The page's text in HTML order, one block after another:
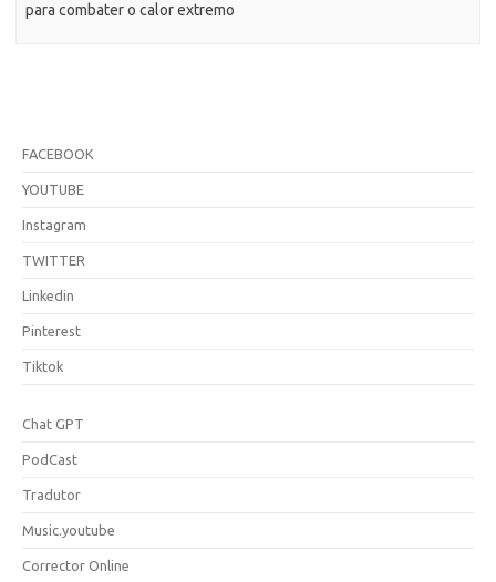
para combater o calor extremo
FACEBOOK
YOUTUBE
Instagram
TWITTER
Linkedin
Pinterest
Tiktok
Chat GPT
PodCast
Tradutor
Music.youtube
Corrector Online